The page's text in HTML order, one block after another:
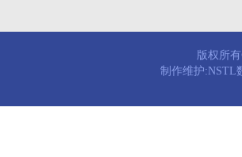
版权所
制作维护:NSTL